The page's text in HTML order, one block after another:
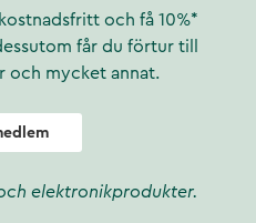
och få 10%*
får du förtur till
och mycket annat.
elektronikprodukter.